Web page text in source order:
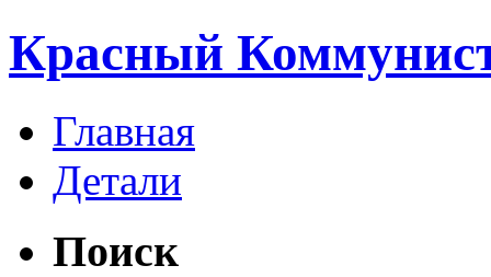
Красный
Главная
Детали
Поиск